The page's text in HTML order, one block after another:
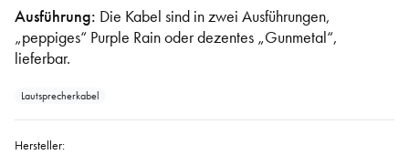
Ausführung: Die Kabel sind in zwei Ausführungen,
„peppiges“ Purple Rain oder dezentes „Gunmetal“,
lieferbar.
Lautsprecherkabel
Hersteller: